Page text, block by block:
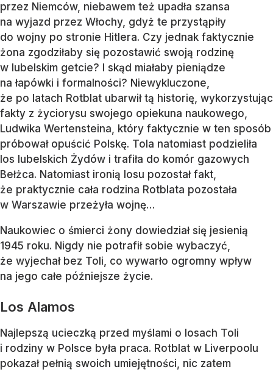
przez Niemców, niebawem też upadła szansa
na wyjazd przez Włochy, gdyż te przystąpiły
do wojny po stronie Hitlera. Czy jednak faktycznie
żona zgodziłaby się pozostawić swoją rodzinę
w lubelskim getcie? I skąd miałaby pieniądze
na łapówki i formalności? Niewykluczone,
że po latach Rotblat ubarwił tą historię, wykorzystując
fakty z życiorysu swojego opiekuna naukowego,
Ludwika Wertensteina, który faktycznie w ten sposób
próbował opuścić Polskę. Tola natomiast podzieliła
los lubelskich Żydów i trafiła do komór gazowych
Bełżca. Natomiast ironią losu pozostał fakt,
że praktycznie cała rodzina Rotblata pozostała
w Warszawie przeżyła wojnę…
Naukowiec o śmierci żony dowiedział się jesienią
1945 roku. Nigdy nie potrafił sobie wybaczyć,
że wyjechał bez Toli, co wywarło ogromny wpływ
na jego całe późniejsze życie.
Los Alamos
Najlepszą ucieczką przed myślami o losach Toli
i rodziny w Polsce była praca. Rotblat w Liverpoolu
pokazał pełnią swoich umiejętności, nic zatem